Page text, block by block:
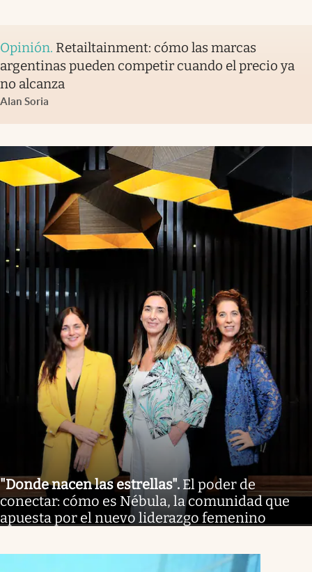
Opinión. Retailtainment: cómo las marcas
argentinas pueden competir cuando el precio ya
no alcanza
Alan Soria
"Donde nacen las estrellas". El poder de
conectar: cómo es Nébula, la comunidad que
apuesta por el nuevo liderazgo femenino